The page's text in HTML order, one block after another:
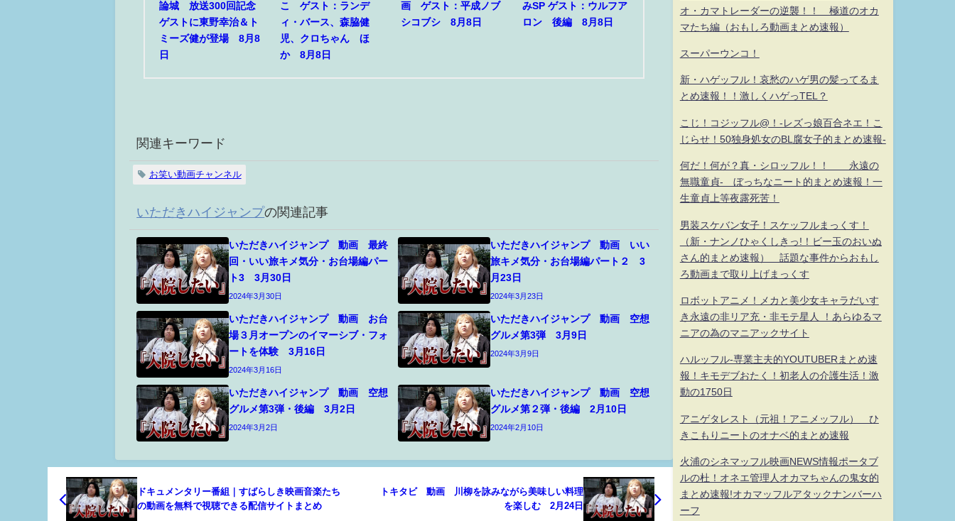
論城 放送300回記念
ゲストに東野幸治＆ト
ミーズ健が登場 8月8
日
こ ゲスト：ランデ
ィ・バース、森脇健
児、クロちゃん ほ
か 8月8日
画 ゲスト：平成ノブ
シコブシ 8月8日
みSP ゲスト：ウルフア
ロン 後編 8月8日
関連キーワード
お笑い動画チャンネル
いただきハイジャンプの関連記事
いただきハイジャンプ 動画 最終
回・いい旅キメ気分・お台場編パー
ト3 3月30日
2024年3月30日
いただきハイジャンプ 動画 いい
旅キメ気分・お台場編パート２ 3
月23日
2024年3月23日
いただきハイジャンプ 動画 お台
場３月オープンのイマーシブ・フォ
ートを体験 3月16日
2024年3月16日
いただきハイジャンプ 動画 空想
グルメ第3弾 3月9日
2024年3月9日
いただきハイジャンプ 動画 空想
グルメ第3弾・後編 3月2日
2024年3月2日
いただきハイジャンプ 動画 空想
グルメ第２弾・後編 2月10日
2024年2月10日
ドキュメンタリー番組｜すばらしき映画音楽たち
の動画を無料で視聴できる配信サイトまとめ
トキタビ 動画 川柳を詠みながら美味しい料理
を楽しむ 2月24日
オ・カマトレーダーの逆襲！！ 極道のオカ
マたち編（おもしろ動画まとめ速報）
スーパーウンコ！
新・ハゲッフル！哀愁のハゲ男の髪ってるま
とめ速報！！激しくハゲっTEL？
こじ！コジッフル@！-レズっ娘百合ネエ！こ
じらせ！50独身処女のBL腐女子的まとめ速報-
何だ！何が？真・シロッフル！！ 永遠の
無職童貞- ぼっちなニート的まとめ速報！一
生童貞上等夜露死苦！
男装スケバン女子！スケッフルまっくす！
（新・ナンノひゃくしきっ!！ビー玉のおいぬ
さん的まとめ速報） 話題な事件からおもし
ろ動画まで取り上げまっくす
ロボットアニメ！メカと美少女キャラだいす
き永遠の非リア充・非モテ星人 ！あらゆるマ
ニアの為のマニアックサイト
ハルッフル-専業主夫的YOUTUBERまとめ速
報！キモデブおたく！初老人の介護生活！激
動の1750日
アニゲタレスト（元祖！アニメッフル） ひ
きこもりニートのオナベ的まとめ速報
火浦のシネマッフル映画NEWS情報ポータブ
ルの杜！オネエ管理人オカマちゃんの鬼女的
まとめ速報!オカマッフルアタックナンバーハ
ーフ